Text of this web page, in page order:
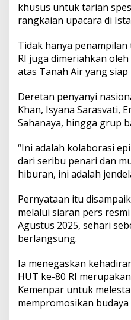
P
e
i
d
e
n
khusus untuk tarian
rangkaian upacara di
Tidak hanya
RI juga dimeriahkan
atas Tanah Air yang
Deretan penyanyi
Khan, Isyana Sarasvati,
Sahanaya, hingga grup
“Ini adalah kolaborasi
dari seribu penari dan
hiburan, ini adalah
Pernyataan itu
melalui siaran pers
Agustus 2025, sehari
berlangsung.
Ia menegaskan
HUT ke-80 RI
Kemenpar untuk
mempromosikan budaya